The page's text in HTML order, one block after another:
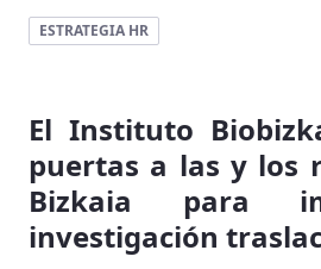
ESTRATEGIA HR
El Instituto
puertas a las y los
Bizkaia para
investigación